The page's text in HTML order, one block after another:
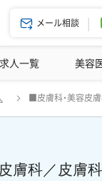
メール相談
の強み エー
人一覧 美容
美容クリニッ
■皮膚科・美容皮
膚科／皮膚
時給1万円～】美